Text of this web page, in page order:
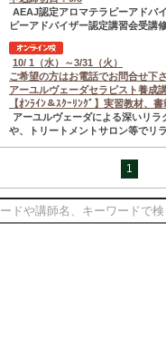
AEAJ認定アロマテラピーアドバ
ピーアドバイザー認定講習会受講
10/ 1（水）～3/31（火）
ご希望の方はお電話でお問合せ下
アーユルヴェーダセラピスト養成
【ｵﾝﾗｲﾝ＆ｽｸｰﾘﾝｸﾞ】実習教材、
アーユルヴェーダによる深いリ
や、トリートメントサロン等でリ
1